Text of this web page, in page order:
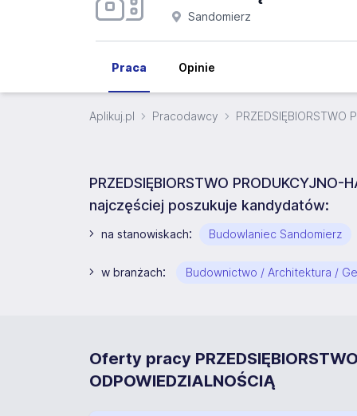
Sandomierz
Praca Opinie
Aplikuj.pl Pracodawcy PRZEDSIĘBIORSTWO
PRZEDSIĘBIORSTWO
najczęściej poszukuje kandydatów:
na stanowiskach: Budowlaniec Sandomierz
w branżach: Budownictwo / Architektura /
Oferty pracy
ODPOWIEDZIALNOŚCIĄ